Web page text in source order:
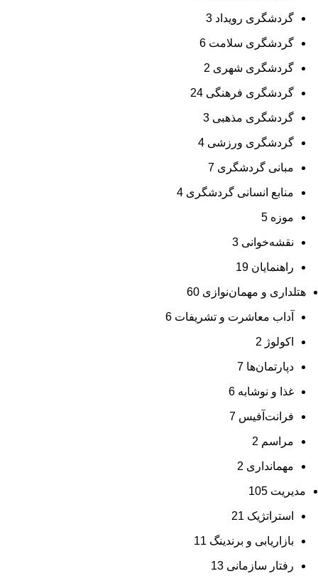
گردشگری رویداد 3
گردشگری سلامت 6
گردشگری شهری 2
گردشگری فرهنگی 24
گردشگری مذهبی 3
گردشگری ورزشی 4
مبانی گردشگری 7
منابع انسانی گردشگری 4
موزه 5
نقشه‌خوانی 3
راهنمایان 19
هتلداری و مهمان‌نوازی 60
آداب معاشرت و تشریفات 6
اکولوژ 2
دپارتمان‌ها 7
غذا و نوشابه 6
فرانت‌آفیس 7
مراسم 2
مهمانداری 2
مدیریت 105
استراتژیک 21
بازاریابی و برندینگ 11
رفتار سازمانی 13